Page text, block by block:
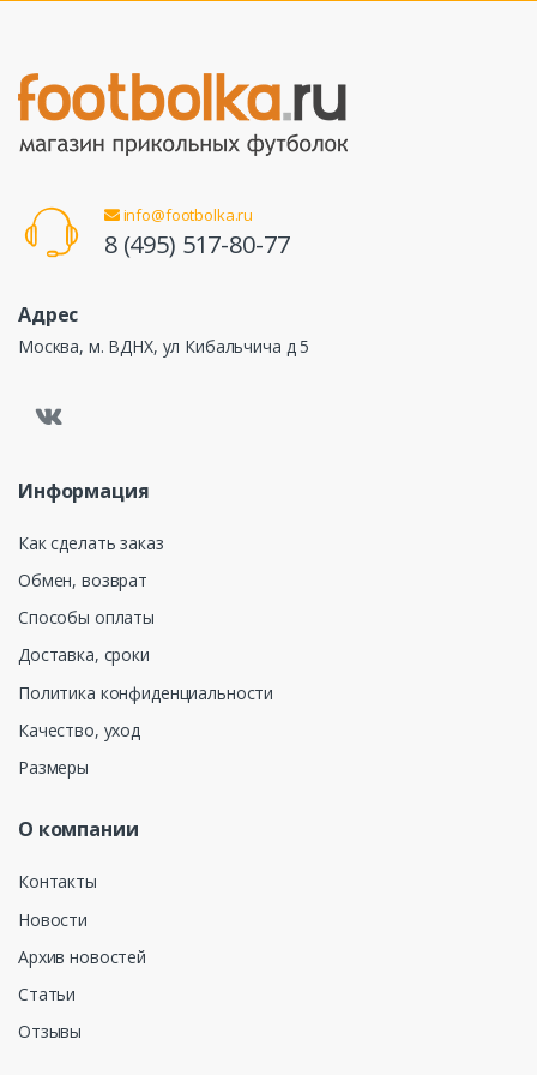
info@footbolka.ru
8 (495) 517-80-77
Адрес
Москва, м. ВДНХ, ул Кибальчича д 5
Информация
Как сделать заказ
Обмен, возврат
Способы оплаты
Доставка, сроки
Политика конфиденциальности
Качество, уход
Размеры
О компании
Контакты
Новости
Архив новостей
Статьи
Отзывы